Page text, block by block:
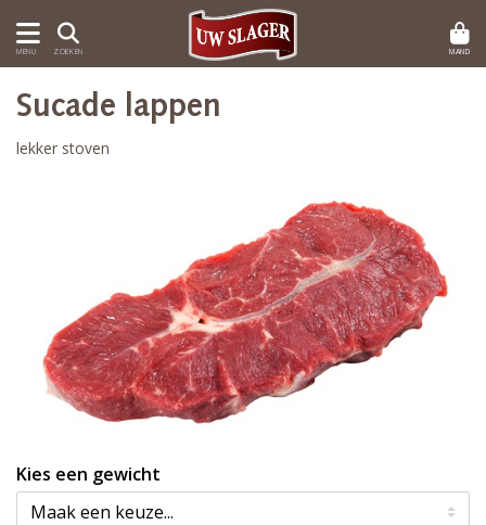
MENU ZOEKEN MAND
Sucade lappen
lekker stoven
Kies een gewicht